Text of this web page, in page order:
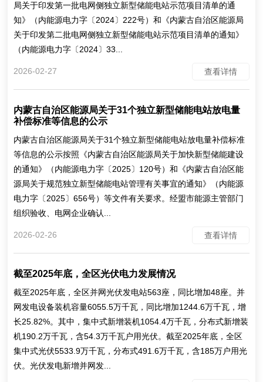
局关于印发第一批电网侧独立新型储能电站示范项目清单的通
知》（内能源电力字〔2024〕222号）和《内蒙古自治区能源局
关于印发第二批电网侧独立新型储能电站示范项目清单的通知》
（内能源电力字〔2024〕33...
2026-02-27 查看详情
内蒙古自治区能源局关于31个独立新型储能电站放电量
补偿标准等信息的公示
内蒙古自治区能源局关于31个独立新型储能电站放电量补偿标准
等信息的公示按照《内蒙古自治区能源局关于加快新型储能建设
的通知》（内能源电力字〔2025〕120号）和《内蒙古自治区能
源局关于规范独立新型储能电站管理有关事宜的通知》（内能源
电力字〔2025〕656号）等文件有关要求。经盟市能源主管部门
组织验收、电网企业确认...
2026-02-26 查看详情
截至2025年底，全区光伏电力发展情况
截至2025年底，全区并网光伏发电站563座，同比增加48座。并
网发电设备装机容量6055.5万千瓦，同比增加1244.6万千瓦，增
长25.82%。其中，集中式新增装机1054.4万千瓦，分布式新增装
机190.2万千瓦，含54.3万千瓦户用光伏。截至2025年底，全区
集中式光伏5533.9万千瓦，分布式491.6万千瓦，含185万户用光
伏。光伏发电新增并网发...